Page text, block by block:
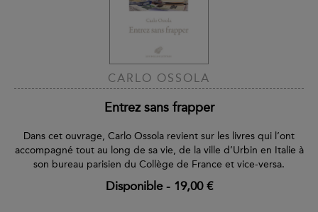
CARLO OSSOLA
Entrez sans frapper
Dans cet ouvrage, Carlo Ossola revient sur les livres qui l’ont
accompagné tout au long de sa vie, de la ville d’Urbin en Italie à
son bureau parisien du Collège de France et vice-versa.
Disponible- 19,00 €